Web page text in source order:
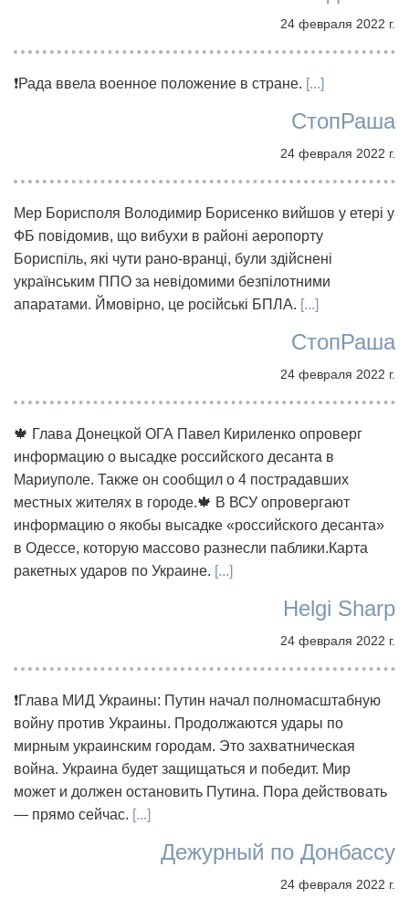
24 февраля 2022 г.
❗️Рада ввела военное положение в стране. [...]
СтопРаша
24 февраля 2022 г.
Мер Борисполя Володимир Борисенко вийшов у етері у
ФБ повідомив, що вибухи в районі аеропорту
Бориспіль, які чути рано-вранці, були здійснені
українським ППО за невідомими безпілотними
апаратами. Ймовірно, це російські БПЛА. [...]
СтопРаша
24 февраля 2022 г.
🍁 Глава Донецкой ОГА Павел Кириленко опроверг
информацию о высадке российского десанта в
Мариуполе. Также он сообщил о 4 пострадавших
местных жителях в городе.🍁 В ВСУ опровергают
информацию о якобы высадке «российского десанта»
в Одессе, которую массово разнесли паблики.Карта
ракетных ударов по Украине. [...]
Helgi Sharp
24 февраля 2022 г.
❗Глава МИД Украины: Путин начал полномасштабную
войну против Украины. Продолжаются удары по
мирным украинским городам. Это захватническая
война. Украина будет защищаться и победит. Мир
может и должен остановить Путина. Пора действовать
— прямо сейчас. [...]
Дежурный по Донбассу
24 февраля 2022 г.